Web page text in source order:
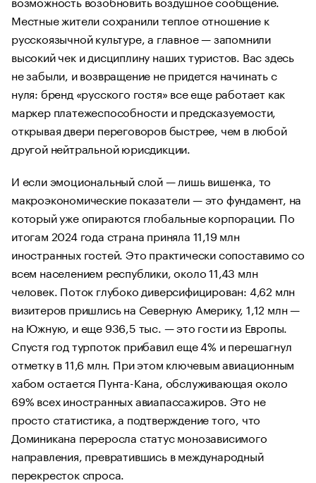
Местные жители сохранили теплое отношение к
русскоязычной культуре, а главное — запомнили
высокий чек и дисциплину наших туристов. Вас здесь
не забыли, и возвращение не придется начинать с
нуля: бренд «русского гостя» все еще работает как
маркер платежеспособности и предсказуемости,
открывая двери переговоров быстрее, чем в любой
другой нейтральной юрисдикции.
И если эмоциональный слой — лишь вишенка, то
макроэкономические показатели — это фундамент, на
который уже опираются глобальные корпорации. По
итогам 2024 года страна приняла 11,19 млн
иностранных гостей. Это практически сопоставимо со
всем населением республики, около 11,43 млн
человек. Поток глубоко диверсифицирован: 4,62 млн
визитеров пришлись на Северную Америку, 1,12 млн —
на Южную, и еще 936,5 тыс. — это гости из Европы.
Спустя год турпоток прибавил еще 4% и перешагнул
отметку в 11,6 млн. При этом ключевым авиационным
хабом остается Пунта-Кана, обслуживающая около
69% всех иностранных авиапассажиров. Это не
просто статистика, а подтверждение того, что
Доминикана переросла статус монозависимого
направления, превратившись в международный
перекресток спроса.